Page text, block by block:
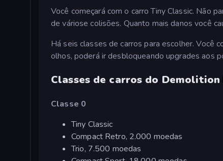
Você começará com o carro Tiny Classic. Não
de váriose colisões. Quanto mais danos você
Há seis classes de carros para escolher. Você
olhos, poderá ir desbloqueando upgrades aos
Classes de carros do Demolition
Classe 0
Tiny Classic
Compact Retro, 2.000 moedas
Trio, 7.500 moedas